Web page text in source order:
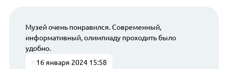
Музей очень понравился. Современный,
информативный, олимпиаду проходить было
удобно.
16 января 2024 15:58